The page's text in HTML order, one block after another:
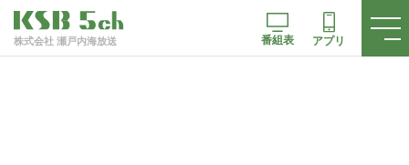
株式会社 瀬戸内海放送 番組表 アプリ